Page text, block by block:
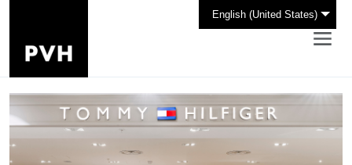
English (United States)